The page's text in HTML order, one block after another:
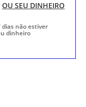
OU SEU DINHEIRO
dias não estiver
dinheiro